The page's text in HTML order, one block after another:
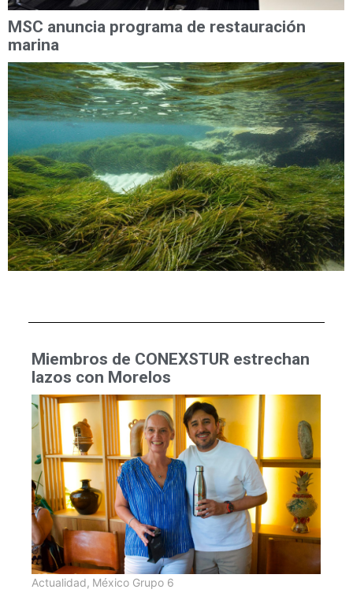
MSC anuncia programa de restauración
marina
Miembros de CONEXSTUR estrechan
lazos con Morelos
Actualidad, México Grupo 6